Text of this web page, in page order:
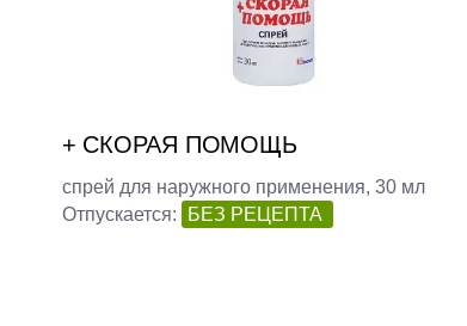
+ СКОРАЯ ПОМОЩЬ
спрей для наружного применения, 30 мл
Отпускается:
БЕЗ РЕЦЕПТА